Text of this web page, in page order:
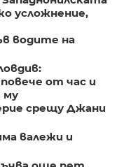
усложнение,
водите на
от час и
му
срещу Джани
валежи и